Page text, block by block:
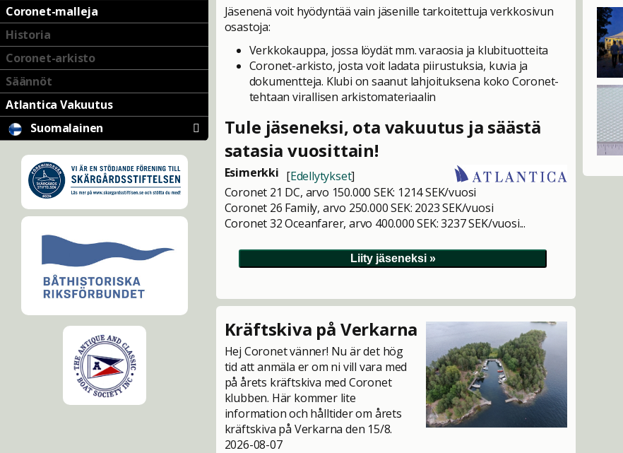
Coronet-malleja
Historia
Coronet-arkisto
Säännöt
Atlantica Vakuutus
Suomalainen
Jäsenenä voit hyödyntää vain jäsenille tarkoitettuja verkkosivun
osastoja:
Verkkokauppa, jossa löydät mm. varaosia ja klubituotteita
Coronet-arkisto, josta voit ladata piirustuksia, kuvia ja
dokumentteja. Klubi on saanut lahjoituksena koko Coronet-
tehtaan virallisen arkistomateriaalin
Tule jäseneksi, ota vakuutus ja säästä
satasia vuosittain!
Esimerkki [Edellytykset]
Coronet 21 DC, arvo 150.000 SEK: 1214 SEK/vuosi
Coronet 26 Family, arvo 250.000 SEK: 2023 SEK/vuosi
Coronet 32 Oceanfarer, arvo 400.000 SEK: 3237 SEK/vuosi...
Kräftskiva på Verkarna
Hej Coronet vänner! Nu är det hög
tid att anmäla er om ni vill vara med
på årets kräftskiva med Coronet
klubben. Här kommer lite
information och hålltider om årets
kräftskiva på Verkarna den 15/8.
2026-08-07